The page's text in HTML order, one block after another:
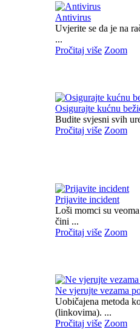
Antivirus
Uvjerite se da je na
...
Pročitaj više Zoom
Osigurajte kućnu
Budite svjesni svih
Pročitaj više Zoom
Prijavite incident
Loši momci su
čini ...
Pročitaj više Zoom
Ne vjerujte vezama
Uobičajena metoda
(linkovima). ...
Pročitaj više Zoom